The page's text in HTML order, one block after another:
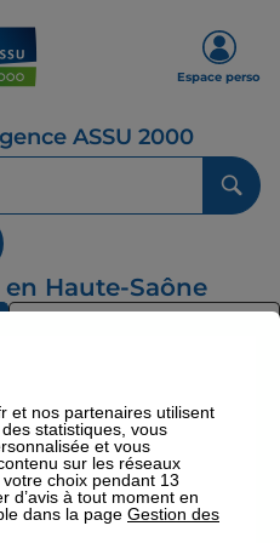
Espace perso
ASSU 2000
Haute-Saône
et nos partenaires utilisent
statistiques, vous
et vous
sur les réseaux
choix pendant 13
d’avis à tout moment en
dans la page Gestion des